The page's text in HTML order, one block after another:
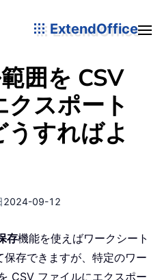
ExtendOffice
囲を CSV
スポート
すればよ
2024-09-12
存機能を使えばワークシート
存できますが、特定のワー
CSV ファイルにエクスポー